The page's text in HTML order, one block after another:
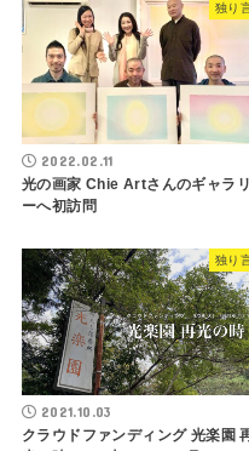
独り
2022.02.11
光の画家 Chie Artさんのギャラリ
ーへ初訪問
独り
2021.10.03
クラウドファンディング ​光楽園